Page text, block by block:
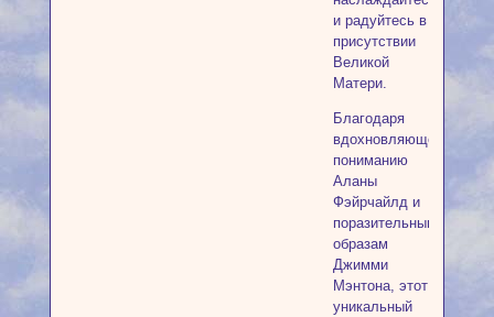
и радуйтесь в
присутствии
Великой
Матери.
Благодаря
вдохновляющему
пониманию
Аланы
Фэйрчайлд и
поразительным
образам
Джимми
Мэнтона, этот
уникальный